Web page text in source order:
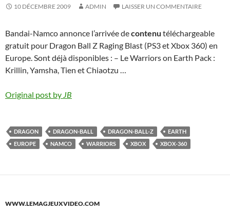
10 DÉCEMBRE 2009 ADMIN LAISSER UN COMMENTAIRE
Bandai-Namco annonce l’arrivée decontenu téléchargeable
gratuit pour Dragon Ball Z Raging Blast (PS3 et Xbox 360) en
Europe. Sont déjà disponibles : – Le Warriors on Earth Pack :
Krillin, Yamsha, Tien et Chiaotzu …
Original post by JB
DRAGON DRAGON-BALL DRAGON-BALL-Z
EARTH
EUROPE
NAMCO WARRIORS XBOX XBOX-360
WWW.LEMAGJEUXVIDEO.COM